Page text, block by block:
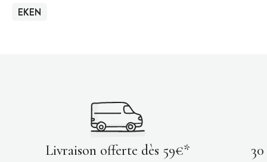
EKEN
Livraison offerte dès 59€*